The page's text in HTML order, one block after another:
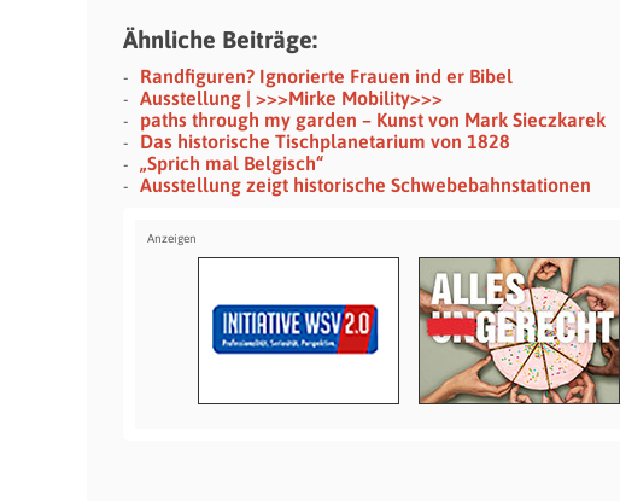
Ähnliche Beiträge:
Randfiguren? Ignorierte Frauen ind er Bibel
Ausstellung | >>>Mirke Mobility>>>
paths through my garden – Kunst von Mark Sieczkarek
Das historische Tischplanetarium von 1828
„Sprich mal Belgisch“
Ausstellung zeigt historische Schwebebahnstationen